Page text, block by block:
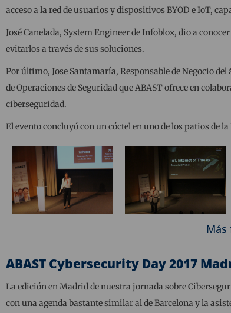
acceso a la red de usuarios y dispositivos BYOD e IoT,
José Canelada, System Engineer de Infoblox, dio a
evitarlos a través de sus soluciones.
Por último, Jose Santamaría, Responsable de Negocio
de Operaciones de Seguridad que ABAST ofrece en
ciberseguridad.
El evento concluyó con un cóctel en uno de los patios de
Más
ABAST Cybersecurity Day 2017
La edición en Madrid de nuestra jornada sobre
con una agenda bastante similar al de Barcelona y la